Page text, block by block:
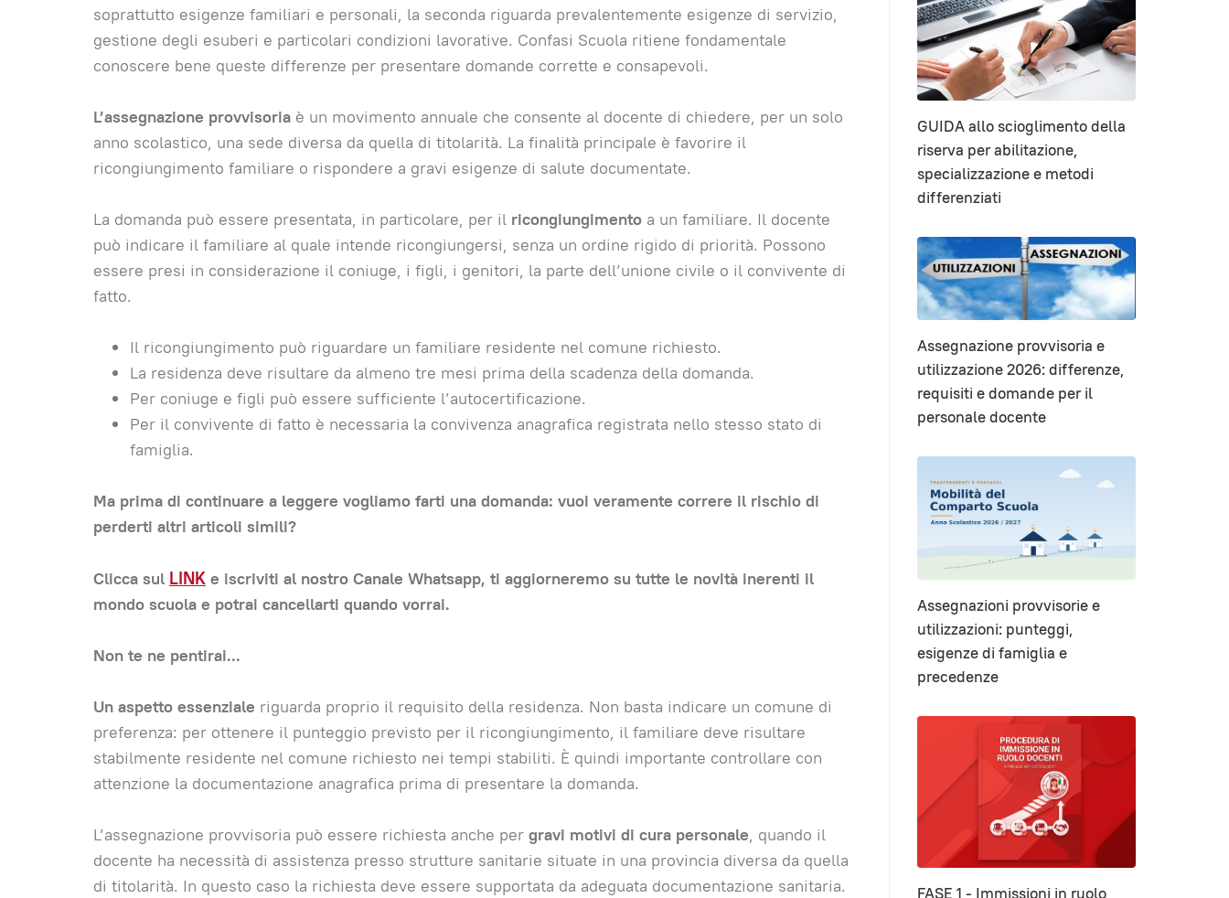
soprattutto esigenze familiari e personali, la seconda riguarda prevalentemente esigenze di servizio,
gestione degli esuberi e particolari condizioni lavorative. Confasi Scuola ritiene fondamentale
conoscere bene queste differenze per presentare domande corrette e consapevoli.
L’assegnazione provvisoria è un movimento annuale che consente al docente di chiedere, per un solo
anno scolastico, una sede diversa da quella di titolarità. La finalità principale è favorire il
ricongiungimento familiare o rispondere a gravi esigenze di salute documentate.
La domanda può essere presentata, in particolare, per il ricongiungimento a un familiare. Il docente
può indicare il familiare al quale intende ricongiungersi, senza un ordine rigido di priorità. Possono
essere presi in considerazione il coniuge, i figli, i genitori, la parte dell’unione civile o il convivente di
fatto.
Il ricongiungimento può riguardare un familiare residente nel comune richiesto.
La residenza deve risultare da almeno tre mesi prima della scadenza della domanda.
Per coniuge e figli può essere sufficiente l’autocertificazione.
Per il convivente di fatto è necessaria la convivenza anagrafica registrata nello stesso stato di
famiglia.
Ma prima di continuare a leggere vogliamo farti una domanda: vuoi veramente correre il rischio di
perderti altri articoli simili?
Clicca sul LINK e iscriviti al nostro Canale Whatsapp, ti aggiorneremo su tutte le novità inerenti il
mondo scuola e potrai cancellarti quando vorrai.
Non te ne pentirai...
Un aspetto essenziale riguarda proprio il requisito della residenza. Non basta indicare un comune di
preferenza: per ottenere il punteggio previsto per il ricongiungimento, il familiare deve risultare
stabilmente residente nel comune richiesto nei tempi stabiliti. È quindi importante controllare con
attenzione la documentazione anagrafica prima di presentare la domanda.
L’assegnazione provvisoria può essere richiesta anche per gravi motivi di cura personale, quando il
docente ha necessità di assistenza presso strutture sanitarie situate in una provincia diversa da quella
di titolarità. In questo caso la richiesta deve essere supportata da adeguata documentazione sanitaria.
GUIDA allo scioglimento della
riserva per abilitazione,
specializzazione e metodi
differenziati
Assegnazione provvisoria e
utilizzazione 2026: differenze,
requisiti e domande per il
personale docente
Assegnazioni provvisorie e
utilizzazioni: punteggi,
esigenze di famiglia e
precedenze
FASE 1 - Immissioni in ruolo